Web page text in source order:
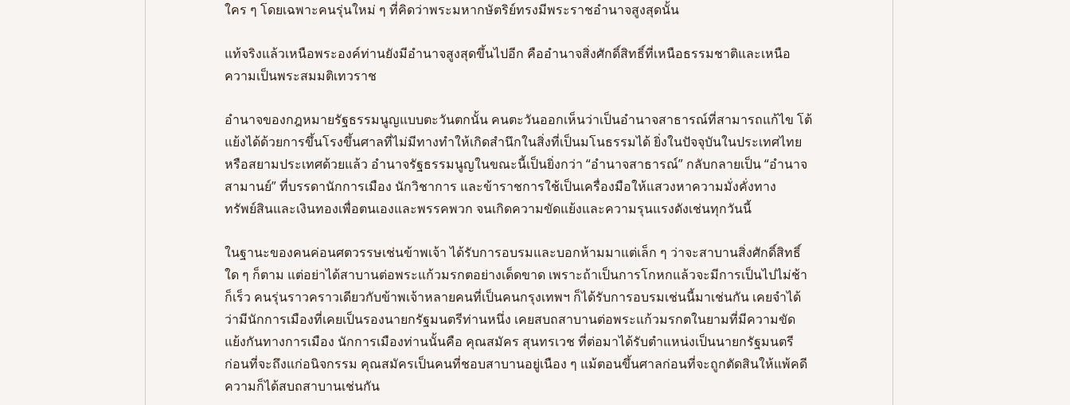
ใคร ๆ โดยเฉพาะคนรุ่นใหม่ ๆ ที่คิดว่าพระมหากษัตริย์ทรงมีพระราชอำนาจสูงสุดนั้น
แท้จริงแล้วเหนือพระองค์ท่านยังมีอำนาจสูงสุดขึ้นไปอีก คืออำนาจสิ่งศักดิ์สิทธิ์ที่เหนือธรรมชาติและเหนือ
ความเป็นพระสมมติเทวราช
อำนาจของกฎหมายรัฐธรรมนูญแบบตะวันตกนั้น คนตะวันออกเห็นว่าเป็นอำนาจสาธารณ์ที่สามารถแก้ไข โต้
แย้งได้ด้วยการขึ้นโรงขึ้นศาลที่ไม่มีทางทำให้เกิดสำนึกในสิ่งที่เป็นมโนธรรมได้ ยิ่งในปัจจุบันในประเทศไทย
หรือสยามประเทศด้วยแล้ว อำนาจรัฐธรรมนูญในขณะนี้เป็นยิ่งกว่า “อำนาจสาธารณ์” กลับกลายเป็น “อำนาจ
สามานย์” ที่บรรดานักการเมือง นักวิชาการ และข้าราชการใช้เป็นเครื่องมือให้แสวงหาความมั่งคั่งทาง
ทรัพย์สินและเงินทองเพื่อตนเองและพรรคพวก จนเกิดความขัดแย้งและความรุนแรงดังเช่นทุกวันนี้
ในฐานะของคนค่อนศตวรรษเช่นข้าพเจ้า ได้รับการอบรมและบอกห้ามมาแต่เล็ก ๆ ว่าจะสาบานสิ่งศักดิ์สิทธิ์
ใด ๆ ก็ตาม แต่อย่าได้สาบานต่อพระแก้วมรกตอย่างเด็ดขาด เพราะถ้าเป็นการโกหกแล้วจะมีการเป็นไปไม่ช้า
ก็เร็ว คนรุ่นราวคราวเดียวกับข้าพเจ้าหลายคนที่เป็นคนกรุงเทพฯ ก็ได้รับการอบรมเช่นนี้มาเช่นกัน เคยจำได้
ว่ามีนักการเมืองที่เคยเป็นรองนายกรัฐมนตรีท่านหนึ่ง เคยสบถสาบานต่อพระแก้วมรกตในยามที่มีความขัด
แย้งกันทางการเมือง นักการเมืองท่านนั้นคือ คุณสมัคร สุนทรเวช ที่ต่อมาได้รับตำแหน่งเป็นนายกรัฐมนตรี
ก่อนที่จะถึงแก่อนิจกรรม คุณสมัครเป็นคนที่ชอบสาบานอยู่เนือง ๆ แม้ตอนขึ้นศาลก่อนที่จะถูกตัดสินให้แพ้คดี
ความก็ได้สบถสาบานเช่นกัน